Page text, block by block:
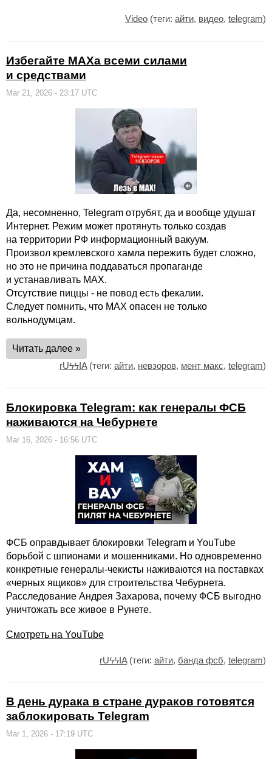
Video (теги: айти, видео, telegram)
Избегайте МАХа всеми силами
и средствами
Mar 21, 2026 - 23:17 UTC
Да, несомненно, Telegram отрубят, да и вообще удушат
Интернет. Режим может протянуть только создав
на территории РФ информационный вакуум.
Произвол кремлевского хамла пережить будет сложно,
но это не причина поддаваться пропаганде
и устанавливать МАХ.
Отсутствие пиццы - не повод есть фекалии.
Следует помнить, что МАХ опасен не только
вольнодумцам.
Читать далее »
rUϟϟIA(теги: айти, невзоров, мент макс, telegram)
Блокировка Telegram: как генералы ФСБ
наживаются на Чебурнете
Mar 16, 2026 - 16:56 UTC
ФСБ оправдывает блокировки Telegram и YouTube
борьбой с шпионами и мошенниками. Но одновременно
конкретные генералы-чекисты наживаются на поставках
«черных ящиков» для строительства Чебурнета.
Расследование Андрея Захарова, почему ФСБ выгодно
уничтожать все живое в Рунете.
Смотреть на YouTube
rUϟϟIA(теги: айти, банда фсб, telegram)
В день дурака в стране дураков готовятся
заблокировать Telegram
Mar 1, 2026 - 17:19 UTC